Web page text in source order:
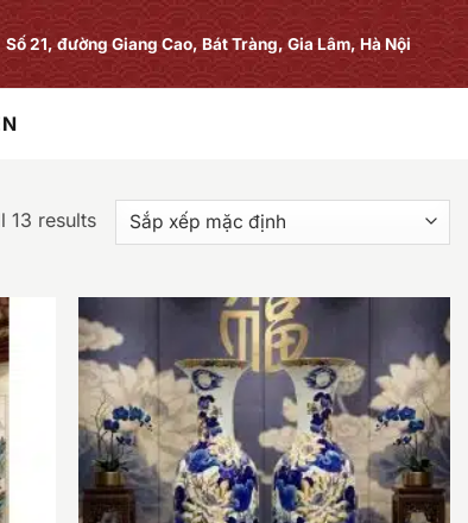
Số 21, đường Giang Cao, Bát Tràng, Gia Lâm, Hà Nội
13 results